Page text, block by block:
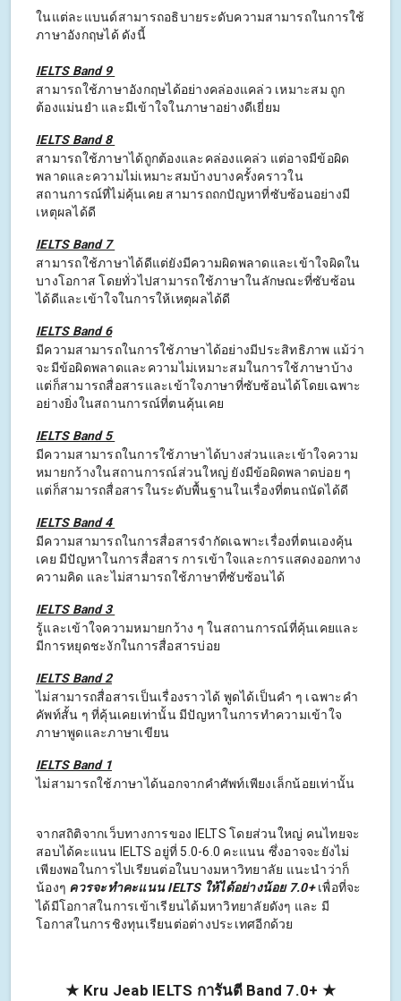
ในแต่ละแบนด์สามารถอธิบายระดับความสามารถในการใช้
ภาษาอังกฤษได้ ดังนี้
IELTS Band 9
สามารถใช้ภาษาอังกฤษได้อย่างคล่องแคล่ว เหมาะสม ถูก
ต้องแม่นยำ และมีเข้าใจในภาษาอย่างดีเยี่ยม
IELTS Band 8
สามารถใช้ภาษาได้ถูกต้องและคล่องแคล่ว แต่อาจมีข้อผิด
พลาดและความไม่เหมาะสมบ้างบางครั้งคราวใน
สถานการณ์ที่ไม่คุ้นเคย สามารถถกปัญหาที่ซับซ้อนอย่างมี
เหตุผลได้ดี
IELTS Band 7
สามารถใช้ภาษาได้ดีแต่ยังมีความผิดพลาดและเข้าใจผิดใน
บางโอกาส โดยทั่วไปสามารถใช้ภาษาในลักษณะที่ซับซ้อน
ได้ดีและเข้าใจในการให้เหตุผลได้ดี
IELTS Band 6
มีความสามารถในการใช้ภาษาได้อย่างมีประสิทธิภาพ แม้ว่า
จะมีข้อผิดพลาดและความไม่เหมาะสมในการใช้ภาษาบ้าง
แต่ก็สามารถสื่อสารและเข้าใจภาษาที่ซับซ้อนได้โดยเฉพาะ
อย่างยิ่งในสถานการณ์ที่ตนคุ้นเคย
IELTS Band 5
มีความสามารถในการใช้ภาษาได้บางส่วนและเข้าใจความ
หมายกว้างในสถานการณ์ส่วนใหญ่ ยังมีข้อผิดพลาดบ่อย ๆ
แต่ก็สามารถสื่อสารในระดับพื้นฐานในเรื่องที่ตนถนัดได้ดี
IELTS Band 4
มีความสามารถในการสื่อสารจำกัดเฉพาะเรื่องที่ตนเองคุ้น
เคย มีปัญหาในการสื่อสาร การเข้าใจและการแสดงออกทาง
ความคิด และไม่สามารถใช้ภาษาที่ซับซ้อนได้
IELTS Band 3
รู้และเข้าใจความหมายกว้าง ๆ ในสถานการณ์ที่คุ้นเคยและ
มีการหยุดชะงักในการสื่อสารบ่อย
IELTS Band 2
ไม่สามารถสื่อสารเป็นเรื่องราวได้ พูดได้เป็นคำ ๆ เฉพาะคำ
คัพท์สั้น ๆ ที่คุ้นเคยเท่านั้น มีปัญหาในการทำความเข้าใจ
ภาษาพูดและภาษาเขียน
IELTS Band 1
ไม่สามารถใช้ภาษาได้นอกจากคำศัพท์เพียงเล็กน้อยเท่านั้น
จากสถิติจากเว็บทางการของ IELTS โดยส่วนใหญ่ คนไทยจะ
สอบได้คะแนน IELTS อยู่ที่ 5.0-6.0 คะแนน ซึ่งอาจจะยังไม่
เพียงพอในการไปเรียนต่อในบางมหาวิทยาลัย แนะนำว่าก็
น้องๆ ควรจะทำคะแนน IELTS ให้ได้อย่างน้อย 7.0+เพื่อที่จะ
ได้มีโอกาสในการเข้าเรียนได้มหาวิทยาลัยดังๆ และ มี
โอกาสในการชิงทุนเรียนต่อต่างประเทศอีกด้วย
★ Kru Jeab IELTS การันตี Band 7.0+ ★